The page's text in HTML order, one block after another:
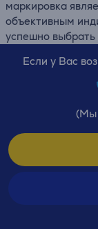
маркировка
объективным
успешно выбрать
Если у Вас
(Мы